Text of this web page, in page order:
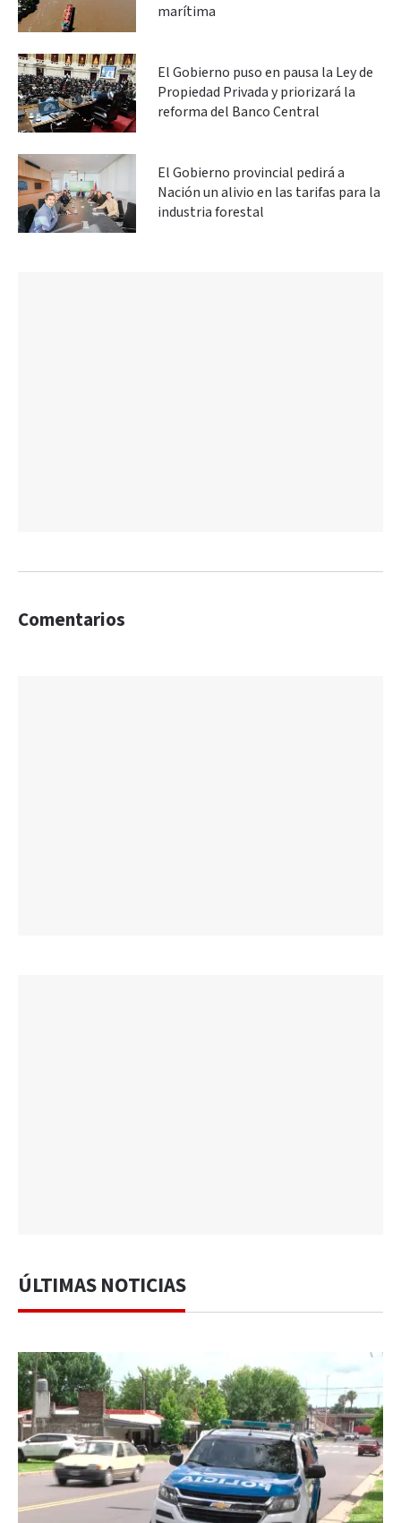
marítima
El Gobierno puso en pausa la Ley de
Propiedad Privada y priorizará la
reforma del Banco Central
El Gobierno provincial pedirá a
Nación un alivio en las tarifas para la
industria forestal
Comentarios
ÚLTIMAS NOTICIAS